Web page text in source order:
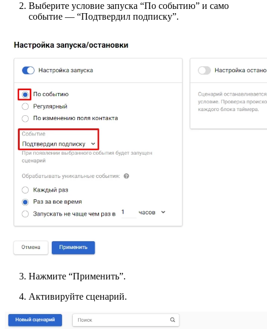
Выберите условие запуска “По событию” и само
событие — “Подтвердил подписку”.
Нажмите “Применить”.
Активируйте сценарий.